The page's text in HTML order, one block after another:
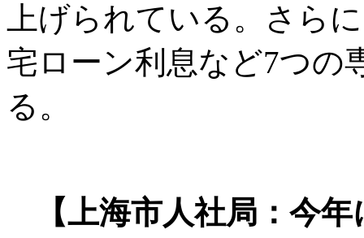
上げられている。さら
宅ローン利息など7つの
る。
【上海市人社局：今